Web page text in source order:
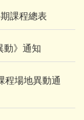
課程總表
動》通知
程場地異動通